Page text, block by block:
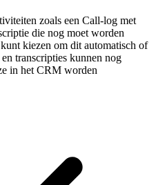
zoals een Call-log met
die nog moet worden
kiezen om dit automatisch of
transcripties kunnen nog
in het CRM worden